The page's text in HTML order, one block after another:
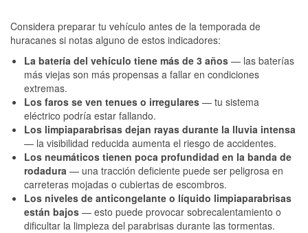
Considera preparar tu vehículo antes de la temporada de
huracanes si notas alguno de estos indicadores:
La batería del vehículo tiene más de 3 años — las baterías
más viejas son más propensas a fallar en condiciones
extremas.
Los faros se ven tenues o irregulares — tu sistema
eléctrico podría estar fallando.
Los limpiaparabrisas dejan rayas durante la lluvia intensa
— la visibilidad reducida aumenta el riesgo de accidentes.
Los neumáticos tienen poca profundidad en la banda de
rodadura — una tracción deficiente puede ser peligrosa en
carreteras mojadas o cubiertas de escombros.
Los niveles de anticongelante o líquido limpiaparabrisas
están bajos — esto puede provocar sobrecalentamiento o
dificultar la limpieza del parabrisas durante las tormentas.